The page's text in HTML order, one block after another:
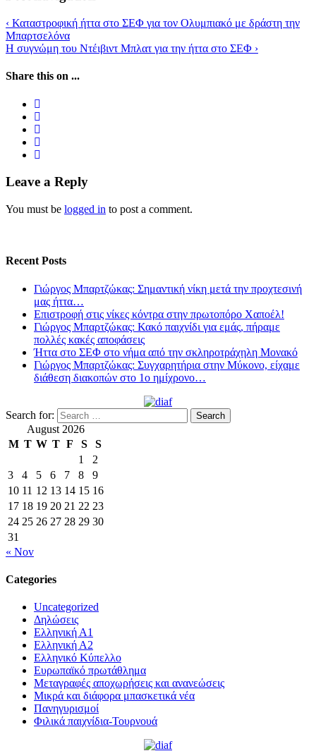
‹ Καταστροφική ήττα στο ΣΕΦ για τον Ολυμπιακό με δράστη την
Μπαρτσελόνα
Η συγνώμη του Ντέιβιντ Μπλατ για την ήττα στο ΣΕΦ ›
Share this on ...
Leave a Reply
You must be logged in to post a comment.
Recent Posts
Γιώργος Μπαρτζώκας: Σημαντική νίκη μετά την προχτεσινή
μας ήττα…
Επιστροφή στις νίκες κόντρα στην πρωτοπόρο Χαποέλ!
Γιώργος Μπαρτζώκας: Κακό παιχνίδι για εμάς, πήραμε
πολλές κακές αποφάσεις
Ήττα στο ΣΕΦ στο νήμα από την σκληροτράχηλη Μονακό
Γιώργος Μπαρτζώκας: Συγχαρητήρια στην Μύκονο, είχαμε
διάθεση διακοπών στο 1ο ημίχρονο…
Search for:
August 2026
M T W T F S
S
1
2
3
4 5 6 7 8
9
10 11 12 13 14 15 16
17 18 19 20 21 22 23
24 25 26 27 28 29 30
31
« Nov
Categories
Uncategorized
Δηλώσεις
Ελληνική Α1
Ελληνική Α2
Ελληνικό Κύπελλο
Ευρωπαϊκό πρωτάθλημα
Μεταγραφές αποχωρήσεις και ανανεώσεις
Μικρά και διάφορα μπασκετικά νέα
Πανηγυρισμοί
Φιλικά παιχνίδια-Τουρνουά